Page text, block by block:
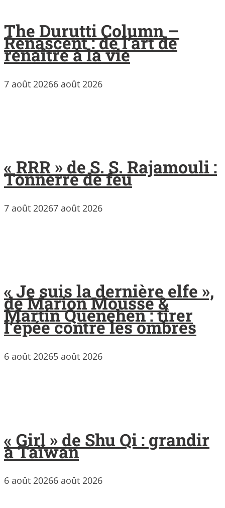
The Durutti Column –
Renascent : de l’art de
renaître à la vie
7 août 20266 août 2026
« RRR » de S. S. Rajamouli :
Tonnerre de feu
7 août 20267 août 2026
« Je suis la dernière elfe »,
de Marion Mousse &
Martin Quenehen : tirer
l’épée contre les ombres
6 août 20265 août 2026
« Girl » de Shu Qi : grandir
à Taïwan
6 août 20266 août 2026